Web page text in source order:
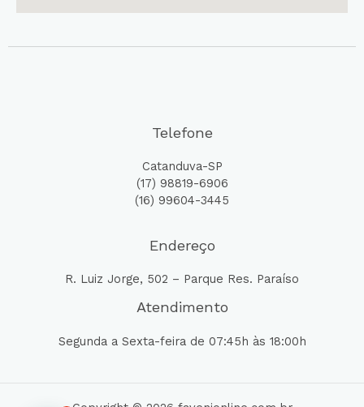
Telefone
Catanduva-SP
(17) 98819-6906
(16) 99604-3445
Endereço
R. Luiz Jorge, 502 – Parque Res. Paraíso
Atendimento
Segunda a Sexta-feira de 07:45h às 18:00h